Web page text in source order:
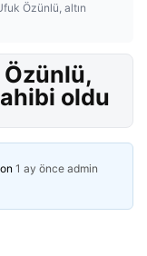
Özünlü, altın
Özünlü,
oldu
1 ay önce admin